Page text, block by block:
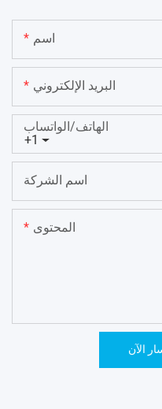
اسم
البريد الإلكتروني
+1
الهاتف/الواتساب
اسم الشركة
المحتوى
الآن